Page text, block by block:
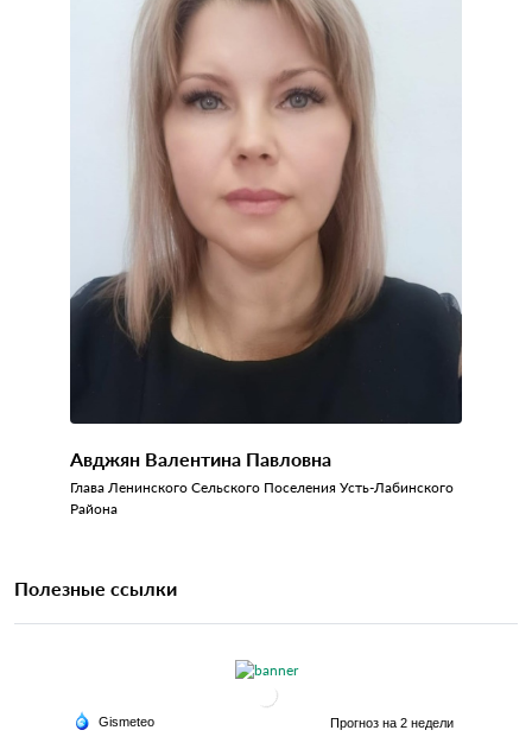
Авджян Валентина Павловна
Глава Ленинского Сельского Поселения Усть-Лабинского
Района
Полезные ссылки